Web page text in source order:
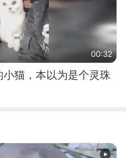
00:32
小猫，本以为是个灵珠